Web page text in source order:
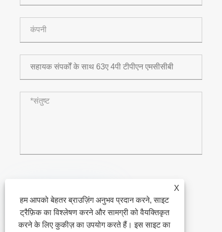
XiFa-आपका विश्वसनीय विद्युत उपकरण आपूर्तिकर्ता
X
हम आपको बेहतर ब्राउज़िंग अनुभव प्रदान करने, साइट
ट्रैफ़िक का विश्लेषण करने और सामग्री को वैयक्तिकृत
करने के लिए कुकीज़ का उपयोग करते हैं। इस साइट का